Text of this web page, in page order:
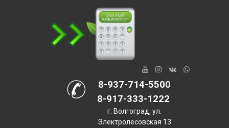
8-937-714-5500
8-917-333-1222
г. Волгоград, ул.
Электролесовская 13